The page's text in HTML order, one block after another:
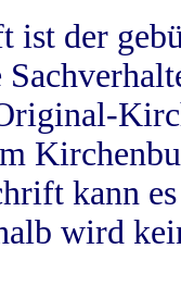
ist der
kann
wird